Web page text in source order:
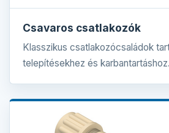
Csavaros csatlakozók
Klasszikus csatlakozócsaládok
telepítésekhez és karbantartáshoz.